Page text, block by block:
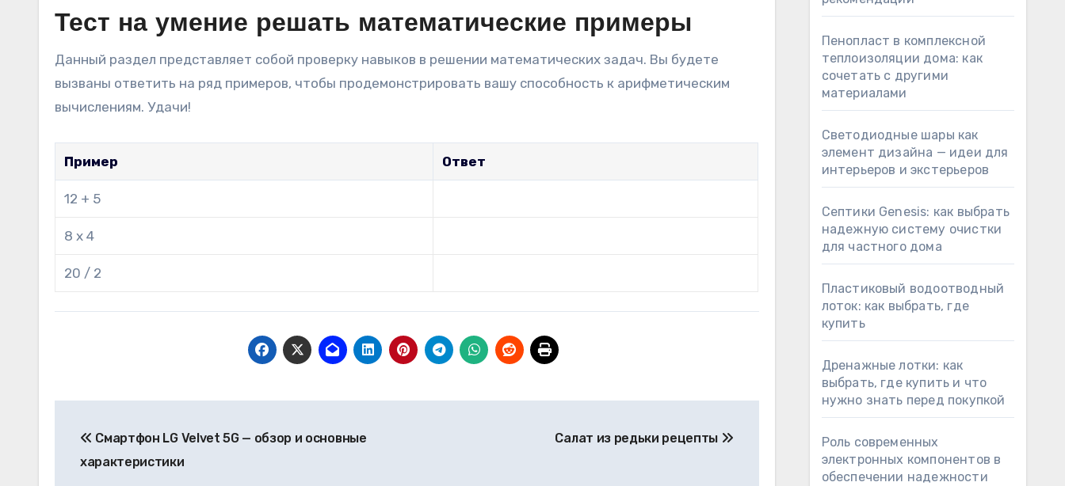
Тест на умение решать математические примеры
Данный раздел представляет собой проверку навыков в решении математических задач. Вы будете
вызваны ответить на ряд примеров, чтобы продемонстрировать вашу способность к арифметическим
вычислениям. Удачи!
Пример Ответ
12 + 5
8 x 4
20 / 2
по
Смартфон LG Velvet 5G — обзор и основные
характеристики
Салат из редьки рецепты
Пенопласт в комплексной
теплоизоляции дома: как
сочетать с другими
материалами
Светодиодные шары как
элемент дизайна — идеи для
интерьеров и экстерьеров
Септики Genesis: как выбрать
надежную систему очистки
для частного дома
Пластиковый водоотводный
лоток: как выбрать, где
купить
Дренажные лотки: как
выбрать, где купить и что
нужно знать перед покупкой
Роль современных
электронных компонентов в
обеспечении надежности